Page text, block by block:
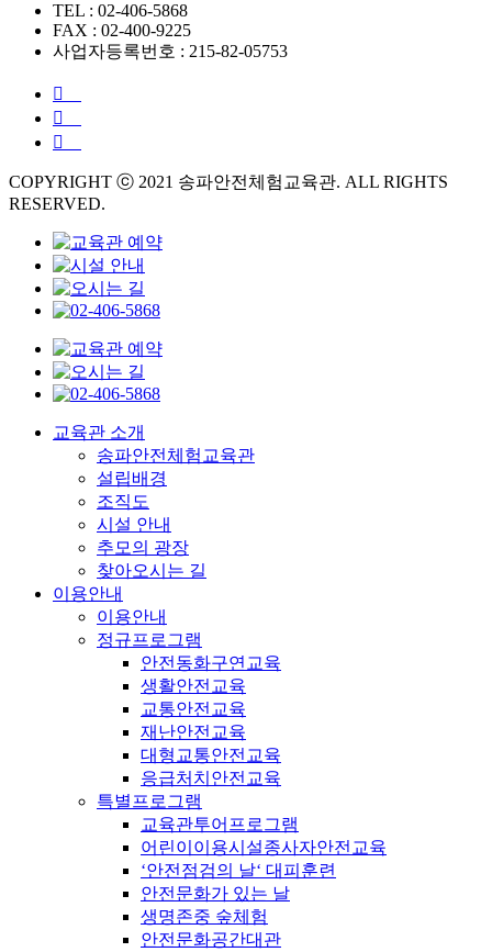
TEL : 02-406-5868
FAX : 02-400-9225
사업자등록번호 : 215-82-05753
COPYRIGHT ⓒ 2021 송파안전체험교육관. ALL RIGHTS
RESERVED.
교육관 소개
송파안전체험교육관
설립배경
조직도
시설 안내
추모의 광장
찾아오시는 길
이용안내
이용안내
정규프로그램
안전동화구연교육
생활안전교육
교통안전교육
재난안전교육
대형교통안전교육
응급처치안전교육
특별프로그램
교육관투어프로그램
어린이이용시설종사자안전교육
‘안전점검의 날‘ 대피훈련
안전문화가 있는 날
생명존중 숲체험
안전문화공간대관